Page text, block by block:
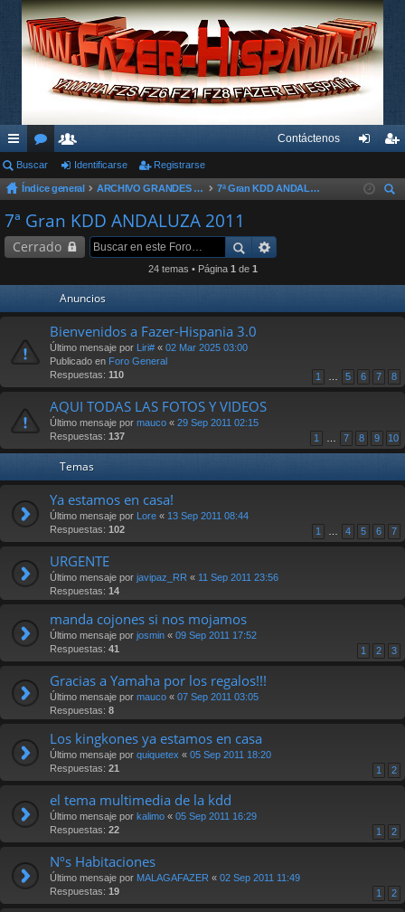
nl
ac
es
rá
or
os
su
ari
os
Contáctenos
nti ist
Buscar Identificarse Registrarse
Índice general ARCHIVO GRANDES KDD´s Y OTROS EVENTOS
7ª Gran KDD ANDALUZA 2011
7ª Gran KDD ANDALUZA 2011
Cerrado
24 temas • Página 1 de 1
Anuncios
Bienvenidos a Fazer-Hispania 3.0
Último mensaje por Liri# « 02 Mar 2025 03:00
Publicado en Foro General
Respuestas: 110 1 5 6 7 8
AQUI TODAS LAS FOTOS Y VIDEOS
Último mensaje por mauco « 29 Sep 2011 02:15
Respuestas: 137 1 7 8 9 10
Temas
Ya estamos en casa!
Último mensaje por Lore « 13 Sep 2011 08:44
Respuestas: 102 1 4 5 6 7
URGENTE
Último mensaje por javipaz_RR « 11 Sep 2011 23:56
Respuestas: 14
manda cojones si nos mojamos
Último mensaje por josmin « 09 Sep 2011 17:52
Respuestas: 41 1 2 3
Gracias a Yamaha por los regalos!!!
Último mensaje por mauco « 07 Sep 2011 03:05
Respuestas: 8
Los kingkones ya estamos en casa
Último mensaje por quiquetex « 05 Sep 2011 18:20
Respuestas: 21 1 2
el tema multimedia de la kdd
Último mensaje por kalimo « 05 Sep 2011 16:29
Respuestas: 22 1 2
Nºs Habitaciones
Último mensaje por MALAGAFAZER « 02 Sep 2011 11:49
Respuestas: 19 1 2